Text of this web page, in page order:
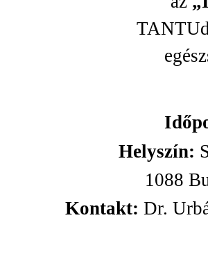
Helyszín:
1088
Kontakt: Dr.